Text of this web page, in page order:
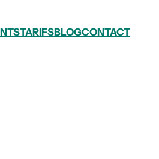
TARIFSBLOGCONTACT